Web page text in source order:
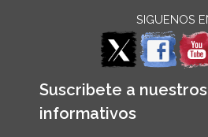
SIGUENOS
Suscribete a
informativos